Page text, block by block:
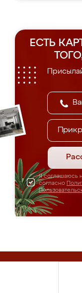
ЕСТЬ
Я соглашаюсь
согласно